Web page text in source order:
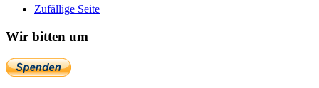
Zufällige Seite
Wir bitten um